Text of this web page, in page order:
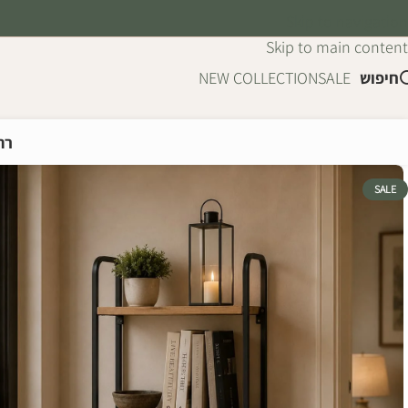
Skip to main content
חיפוש SALE
NEW COLLECTION
SALE